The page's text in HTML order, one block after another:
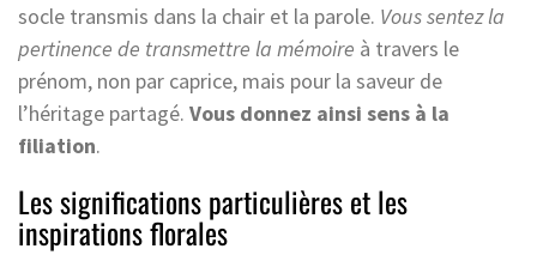
socle transmis dans la chair et la parole. Vous sentez la
pertinence de transmettre la mémoire à travers le
prénom, non par caprice, mais pour la saveur de
l’héritage partagé. Vous donnez ainsi sens à la
filiation.
Les significations particulières et les
inspirations florales